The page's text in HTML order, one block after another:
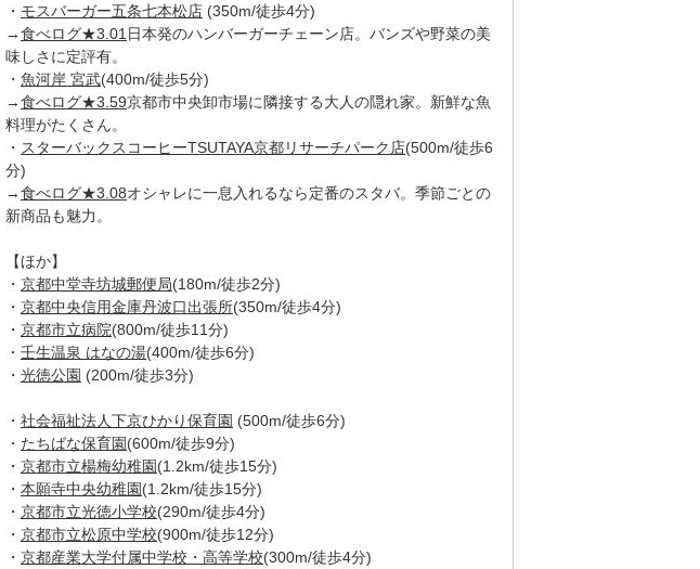
・ モスバーガー五条七本松店 (350m/徒歩4分)
→食べログ★3.01 日本発のハンバーガーチェーン店。バンズや野菜の美
味しさに定評有。
・ 魚河岸 宮武(400m/徒歩5分)
→食べログ★3.59京都市中央卸市場に隣接する大人の隠れ家。新鮮な魚
料理がたくさん。
・ スターバックスコーヒーTSUTAYA京都リサーチパーク店(500m/徒歩6
分)
→食べログ★3.08オシャレに一息入れるなら定番のスタバ。季節ごとの
新商品も魅力。
【ほか】
・ 京都中堂寺坊城郵便局(180m/徒歩2分)
・ 京都中央信用金庫丹波口出張所(350m/徒歩4分)
・ 京都市立病院(800m/徒歩11分)
・ 壬生温泉 はなの湯(400m/徒歩6分)
・ 光徳公園 (200m/徒歩3分)
・ 社会福祉法人下京ひかり保育園 (500m/徒歩6分)
・ たちばな保育園(600m/徒歩9分)
・ 京都市立楊梅幼稚園(1.2km/徒歩15分)
・ 本願寺中央幼稚園(1.2km/徒歩15分)
・ 京都市立光徳小学校(290m/徒歩4分)
・ 京都市立松原中学校(900m/徒歩12分)
・ 京都産業大学付属中学校・高等学校(300m/徒歩4分)